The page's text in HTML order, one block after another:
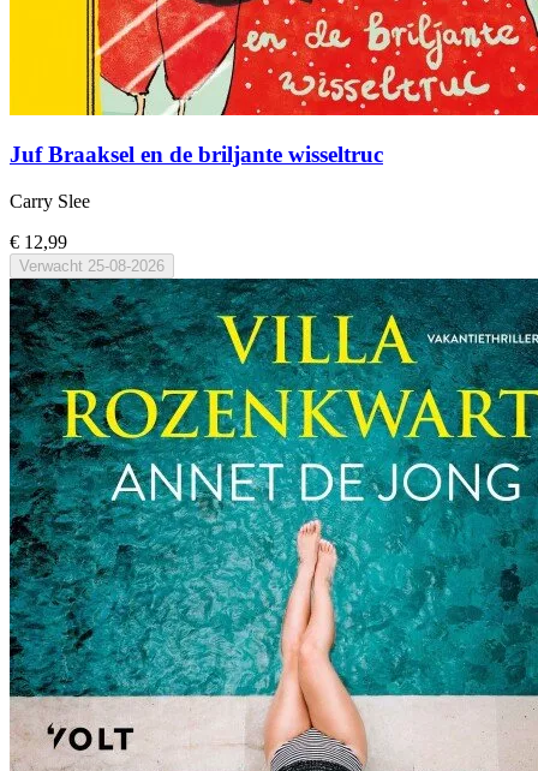
Juf Braaksel en de briljante wisseltruc
Carry Slee
€ 12,99
Verwacht 25-08-2026